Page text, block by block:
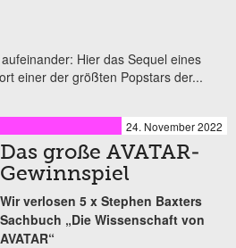
Hier das Sequel eines
einer der größten Popstars der...
24. November 2022
Das große AVATAR-
Gewinnspiel
Wir verlosen 5 x Stephen Baxters
Sachbuch „Die Wissenschaft von
AVATAR“